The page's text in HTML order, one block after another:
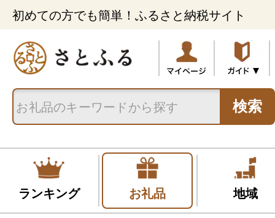
初めての方でも簡単！ふるさと納税サイト
検索
ランキング お礼品 地域